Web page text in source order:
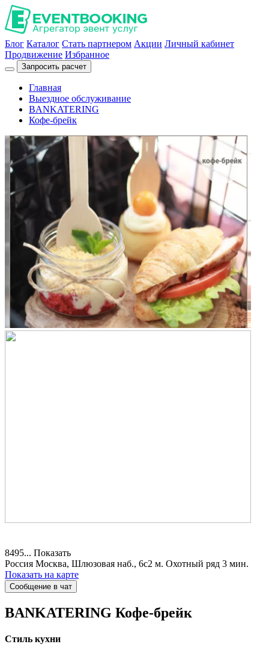
Блог Каталог Стать партнером Акции Личный кабинет
Продвижение Избранное
Запросить расчет
Главная
Выездное обслуживание
BANKATERING
Кофе-брейк
8495... Показать
Россия Москва, Шлюзовая наб., 6c2 м. Охотный ряд 3 мин.
Показать на карте
Сообщение в чат
BANKATERING Кофе-брейк
Стиль кухни